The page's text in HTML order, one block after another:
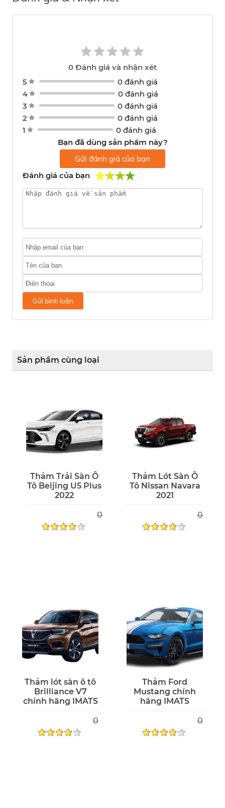
0 Đánh giá và nhận xét
5
0 đánh giá
4
0 đánh giá
3
0 đánh giá
2
0 đánh giá
1
0 đánh giá
Bạn đã dùng sản phẩm này?
Gửi đánh giá của bạn
Đánh giá của bạn
Gửi bình luận
Sản phẩm cùng loại
Thảm Trải Sàn Ô
Tô Beijing U5 Plus
2022
0
Thảm Lót Sàn Ô
Tô Nissan Navara
2021
0
Thảm lót sàn ô tô
Brilliance V7
chính hãng IMATS
0
Thảm Ford
Mustang chính
hãng IMATS
0